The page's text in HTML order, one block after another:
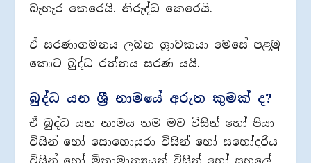
බැහැර කෙරෙයි. නිරුද්ධ කෙරෙයි.
ඒ සරණාගමනය ලබන ශ්‍රාවකයා මෙසේ පළමු
කොට බුද්ධ රත්නය සරණ යයි.
බුද්ධ යන ශ්‍රී නාමයේ අරුත කුමක් ද?
ඒ බුද්ධ යන නාමය තම මව විසින් හෝ පියා
විසින් හෝ සොහොයුරා විසින් හෝ සහෝදරිය